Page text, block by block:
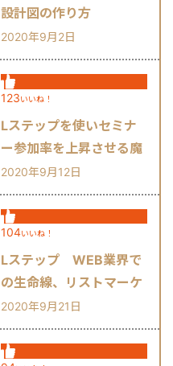
設計図の作り方
2020年9月2日
123いいね！
Lステップを使いセミナ
ー参加率を上昇させる魔
法のテクニック3選！
2020年9月12日
104いいね！
Lステップ WEB業界で
の生命線、リストマーケ
の詳細解説！
2020年9月21日